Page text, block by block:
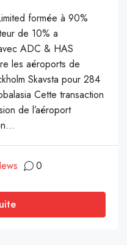
formée à 90%
de 10% a
ADC & HAS
les aéroports de
Skavsta pour 284
Cette transaction
de l’aéroport
0